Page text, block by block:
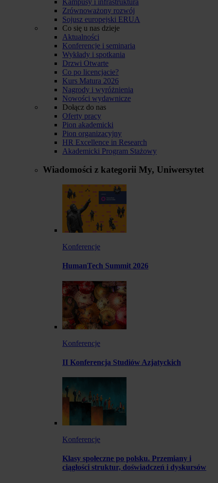
Zrównoważony rozwój
Sojusz europejski ERUA
Co się u nas dzieje
Aktualności
Konferencje i seminaria
Wykłady i spotkania
Drzwi Otwarte
Co po licencjacie?
Kurs Matura 2026
Nagrody i wyróżnienia
Nowości wydawnicze
Dołącz do nas
Oferty pracy
Pion akademicki
Pion organizacyjny
HR Excellence in Research
Akademicki Program Stażowy
Wiadomości z kategorii My, Uniwersytet
Konferencje
HumanTech Summit 2026
Konferencje
II Konferencja Studiów Azjatyckich
Konferencje
Klasy społeczne po polsku. Przemiany i
ciągłości struktur, doświadczeń i dyskursów